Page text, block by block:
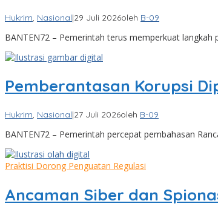
Hukrim, Nasional|29 Juli 2026oleh B-09
BANTEN72 – Pemerintah terus memperkuat
Pemberantasan Korupsi
Hukrim, Nasional|27 Juli 2026oleh B-09
BANTEN72 – Pemerintah percepat pembahasan
Praktisi Dorong Penguatan Regulasi
Ancaman Siber dan